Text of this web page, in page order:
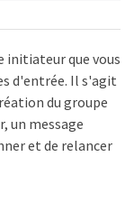
initiateur que vous
d'entrée. Il s'agit
du groupe
un message
et de relancer